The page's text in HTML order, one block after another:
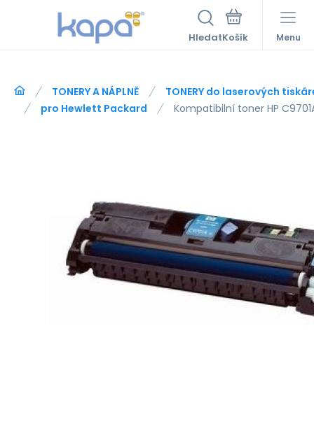
Hledat Menu
TONERY A NÁPLNĚ
TONERY do laserových
pro Hewlett Packard
Kompatibilní toner HP